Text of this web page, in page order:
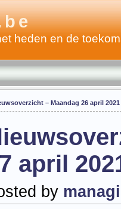
heden en de
– Maandag 26 april 2021
april
by